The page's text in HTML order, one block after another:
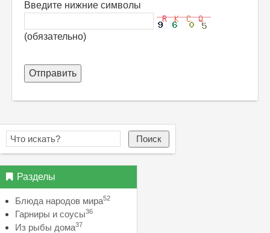
Введите нижние символы
(обязательно)
Отправить
Поиск
Разделы
Блюда народов мира52
Гарниры и соусы36
Из рыбы дома37